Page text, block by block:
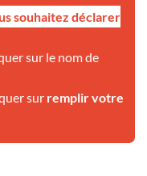
souhaitez déclarer
sur le nom de
sur remplir votre